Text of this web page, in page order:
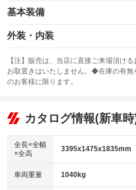
基本装備
エアバッグ：運転席/助手席/サイド
：装備あり
：装備なし
サンルーフ
：装備なし
リフトアップ
：装備なし
：装備なし
パワーウィンドウ
アイドリングストップ
：装備あり
外装・内装
カーナビ：メモリーナビ他
：装備あり
TV：フルセグ
：装備あり
ビジュアル：-／DVD再生
：装備あり
アルミホイール：14インチ
：装備あり
【注】販売は、当店に直接ご来場頂け
お取置きはいたしません。◆在庫の有
のお客様に限ります。
カタログ情報(新車時
全長×全幅
×全高
3395x1475x1835mm
車両重量 1040kg